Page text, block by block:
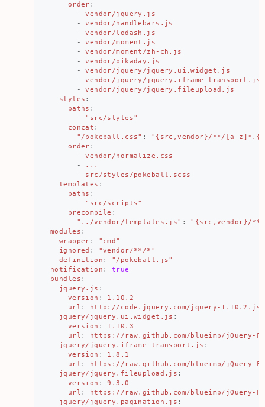
order :
-
vendor/jquery.js
-
vendor/handlebars.js
-
vendor/lodash.js
-
vendor/moment.js
-
vendor/moment/zh-ch.js
-
vendor/pikaday.js
-
vendor/jquery/jquery.ui.widget.js
-
vendor/jquery/jquery.iframe-transport.js
-
vendor/jquery/jquery.fileupload.js
styles :
paths :
-
" src/styles"
concat :
" /pokeball.css" : " {src,vendor}/**/[a-
order :
-
vendor/normalize.css
-
...
-
src/styles/pokeball.scss
templates :
paths :
-
" src/scripts"
precompile :
" ../vendor/templates.js" : " {src,vendor}/
modules :
wrapper : " cmd"
ignored : "vendor/**/*"
definition : " /pokeball.js"
notification :
true
bundles :
jquery.js :
version :
1.10.2
url :
http://code.jquery.com/jquery-1.10.2.js
jquery/jquery.ui.widget.js :
version :
1.10.3
url :
https://raw.github.com/blueimp/
jquery/jquery.iframe-transport.js :
version :
1.8.1
url :
https://raw.github.com/blueimp/
jquery/jquery.fileupload.js :
version :
9.3.0
url :
https://raw.github.com/blueimp/
jquery/jquery.pagination.js :